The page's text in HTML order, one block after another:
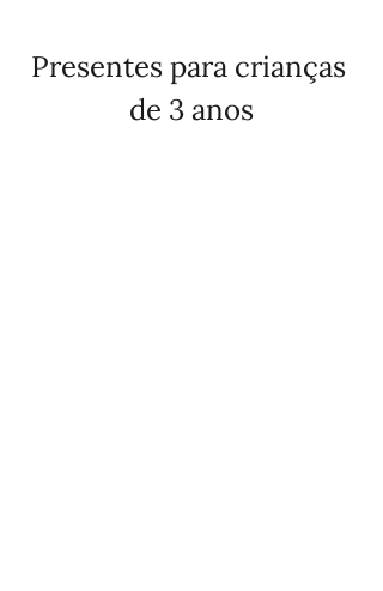
Presentes para crianças
de 3 anos